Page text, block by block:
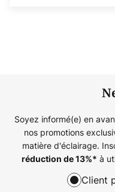
Soyez informé(e) en
nos promotions
matière d'éclairage.
réduction de13%* à
Client